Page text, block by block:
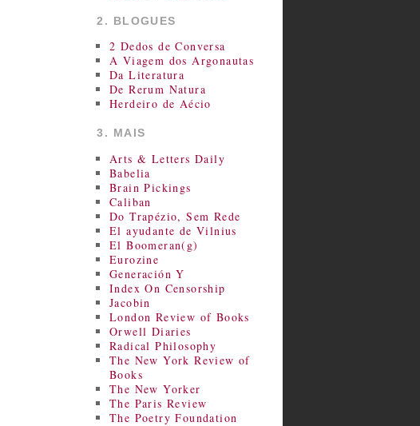
2. BLOGUES
2 Dedos de Conversa
A Viagem dos Argonautas
Da Literatura
De Rerum Natura
Herdeiro de Aécio
3. MAIS
Arts & Letters Daily
Babelia
Brain Pickings
Caliban
Do Trapézio, Sem Rede
El ayudante de Vilnius
El Boomeran(g)
Eurozine
Generación Y
Index On Censorship
Jacobin
London Review of Books
Orwell Diaries
Radical Philosophy
The New York Review of
Books
The New Yorker
The Paris Review
The Poetry Foundation